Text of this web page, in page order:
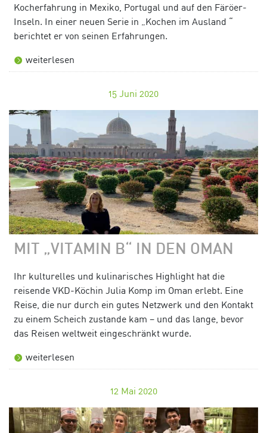
Kocherfahrung in Mexiko, Portugal und auf den Färöer-
Inseln. In einer neuen Serie in „Kochen im Ausland “
berichtet er von seinen Erfahrungen.
weiterlesen
15 Juni 2020
MIT „VITAMIN B“ IN DEN OMAN
Ihr kulturelles und kulinarisches Highlight hat die
reisende VKD-Köchin Julia Komp im Oman erlebt. Eine
Reise, die nur durch ein gutes Netzwerk und den Kontakt
zu einem Scheich zustande kam – und das lange, bevor
das Reisen weltweit eingeschränkt wurde.
weiterlesen
12 Mai 2020